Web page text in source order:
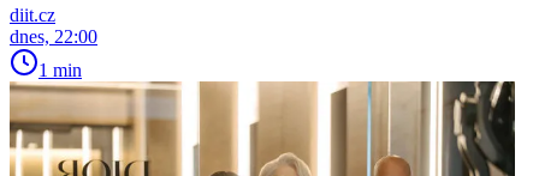
diit.cz
dnes, 22:00
1 min